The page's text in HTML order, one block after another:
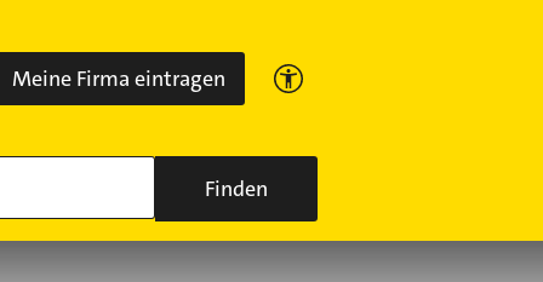
Meine Firma eintragen
Finden